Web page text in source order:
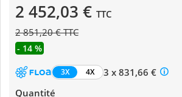
2 452,03 € TTC
2 851,20 € TTC
- 14 %
3X 4X
3 x 831,66 €
Quantité